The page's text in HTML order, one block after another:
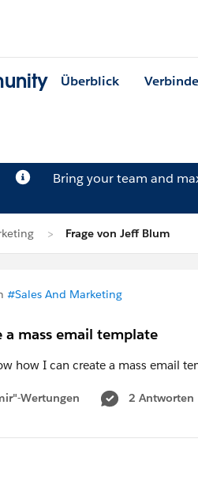
Überblick
Bring your team and
Frage von Jeff Blum
#Sales And Marketing
a mass email template
how I can create a mass email
Wertungen 2 Antworten